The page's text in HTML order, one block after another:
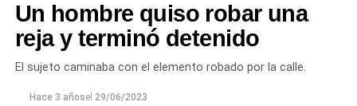
Un hombre quiso robar una
reja y terminó detenido
El sujeto caminaba con el elemento robado por la calle.
Hace 3 añosel 29/06/2023